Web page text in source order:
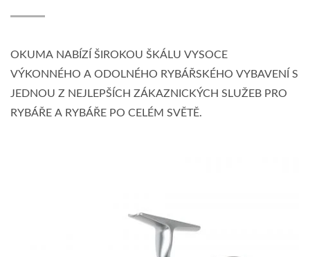
OKUMA NABÍZÍ ŠIROKOU ŠKÁLU VYSOCE
VÝKONNÉHO A ODOLNÉHO RYBÁŘSKÉHO VYBAVENÍ S
JEDNOU Z NEJLEPŠÍCH ZÁKAZNICKÝCH SLUŽEB PRO
RYBÁŘE A RYBÁŘE PO CELÉM SVĚTĚ.